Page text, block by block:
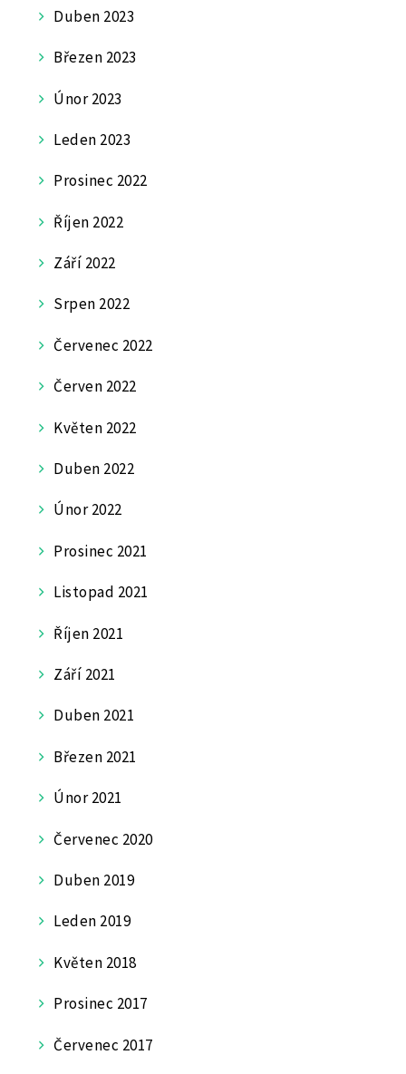
Duben 2023
Březen 2023
Únor 2023
Leden 2023
Prosinec 2022
Říjen 2022
Září 2022
Srpen 2022
Červenec 2022
Červen 2022
Květen 2022
Duben 2022
Únor 2022
Prosinec 2021
Listopad 2021
Říjen 2021
Září 2021
Duben 2021
Březen 2021
Únor 2021
Červenec 2020
Duben 2019
Leden 2019
Květen 2018
Prosinec 2017
Červenec 2017